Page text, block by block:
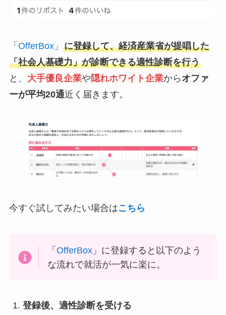
「 OfferBox」 に登録して、経済産業省が提唱した
「社会人基礎力」が診断できる適性診断を行う
と、 大手優良企業や隠れホワイト企業から オファ
ーが平均20通近く届きます。
今すぐ試してみたい場合はこちら
「OfferBox 」に登録すると以下のよう
な流れで就活が一気に楽に。
登録後、適性診断を受ける